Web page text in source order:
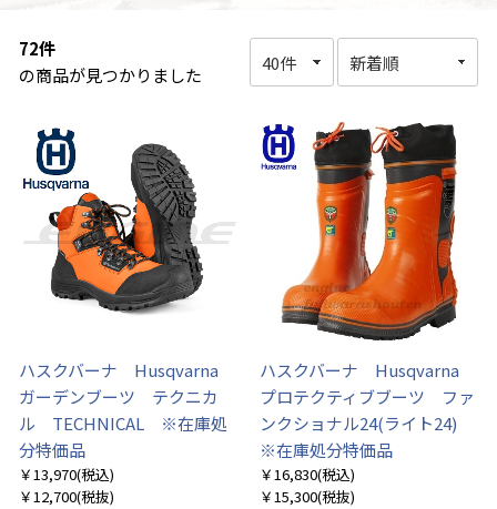
72件
の商品が見つかりました
ハスクバーナ Husqvarna
ガーデンブーツ テクニカ
ル TECHNICAL ※在庫処
分特価品
￥13,970(税込)
￥12,700(税抜)
ハスクバーナ Husqvarna
プロテクティブブーツ ファ
ンクショナル24(ライト24)
※在庫処分特価品
￥16,830(税込)
￥15,300(税抜)